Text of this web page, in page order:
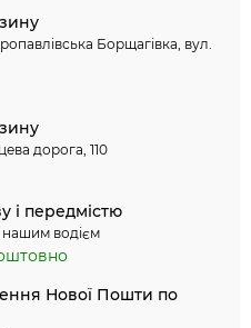
Борщагівка, вул.
дорога, 110
і передмістю
нашим водієм
Нової Пошти по